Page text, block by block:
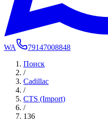
WA
79147008848
Поиск
/
Cadillac
/
CTS (Import)
/
136